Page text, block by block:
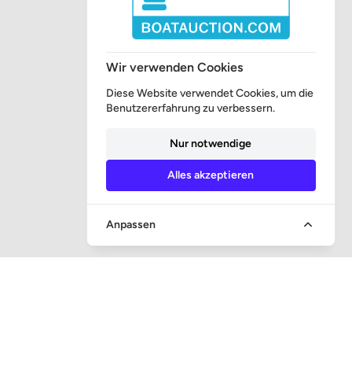
Wir verwenden Cookies
Diese Website verwendet Cookies, um die
Benutzererfahrung zu verbessern.
Nur notwendige
Alles akzeptieren
Anpassen